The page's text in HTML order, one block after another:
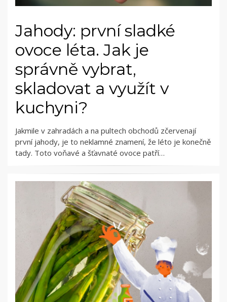
Jahody: první sladké
ovoce léta. Jak je
správně vybrat,
skladovat a využít v
kuchyni?
Jakmile v zahradách a na pultech obchodů zčervenají
první jahody, je to neklamné znamení, že léto je konečně
tady. Toto voňavé a šťavnaté ovoce patří…